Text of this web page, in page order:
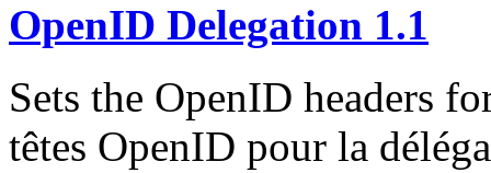
OpenID Delegation 1.1
Sets the OpenID headers
têtes OpenID pour la